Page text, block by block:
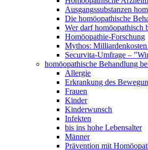
Ausgangssubstanzen
Die homöopathische
Wer darf homöopathisch
Homöopathie-Forschung
Mythos:
Securvita-Umfrage –
homöopathische Behandlung
Allergie
Erkrankung des
Frauen
Kinder
Kinderwunsch
Infekten
bis ins hohe Lebensalter
Männer
Prävention mit